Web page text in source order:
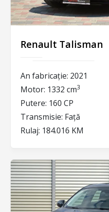
Renault Talisman
An fabricație: 2021
Motor: 1332 cm3
Putere: 160 CP
Transmisie: Față
Rulaj: 184.016 KM